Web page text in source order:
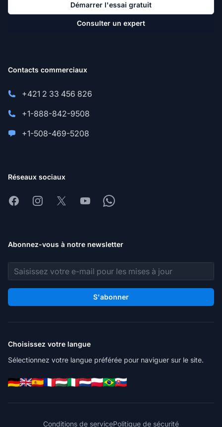
Démarrer l'essai gratuit
Consulter un expert
Contacts commerciaux
+421 2 33 456 826
+1-888-842-9508
+1-508-469-5208
Réseaux sociaux
FacebookInstagram
X YoutubeWhatsapp
Abonnez-vous à notre newsletter
Adresse e-mail
S'abonner
Choisissez votre langue
Sélectionnez votre langue préférée pour naviguer sur le site.
Conditions de servicePolitique de sécurité